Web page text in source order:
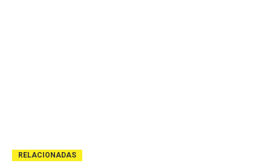
RELACIONADAS